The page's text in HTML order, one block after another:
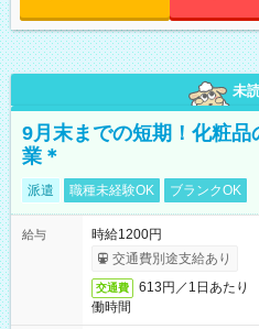
未
9月末までの短期！化粧
業＊
派遣 職種未経験OK ブランクOK
給与
時給1200円
交通費別途支給あり
交通費
613円／1日あたり
働時間